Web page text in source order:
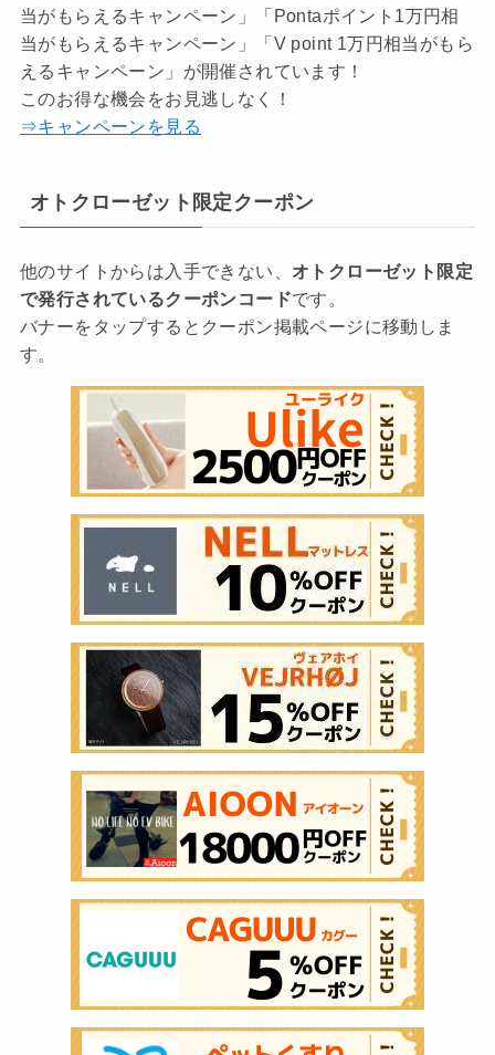
当がもらえるキャンペーン」「Pontaポイント1万円相
当がもらえるキャンペーン」「V point 1万円相当がもら
えるキャンペーン」が開催されています！
このお得な機会をお見逃しなく！
⇒キャンペーンを見る
オトクローゼット限定クーポン
他のサイトからは入手できない、 オトクローゼット限定
で発行されているクーポンコードです。
バナーをタップするとクーポン掲載ページに移動しま
す。